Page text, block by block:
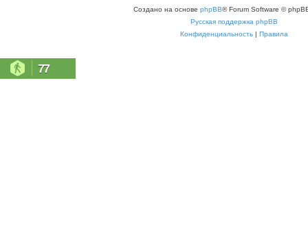
Создано на основе phpBB® Forum Software ©
Русская поддержка phpBB
Конфиденциальность | Правила
77